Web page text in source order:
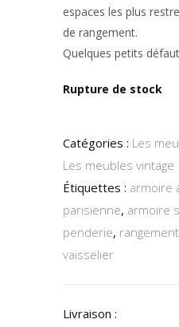
espaces les plus
de rangement.
Quelques petits
Rupture de stock
Catégories : Les
Les meubles vintage
Étiquettes : armoire
parisienne, armoire
penderie,
vaisselier
Livraison :